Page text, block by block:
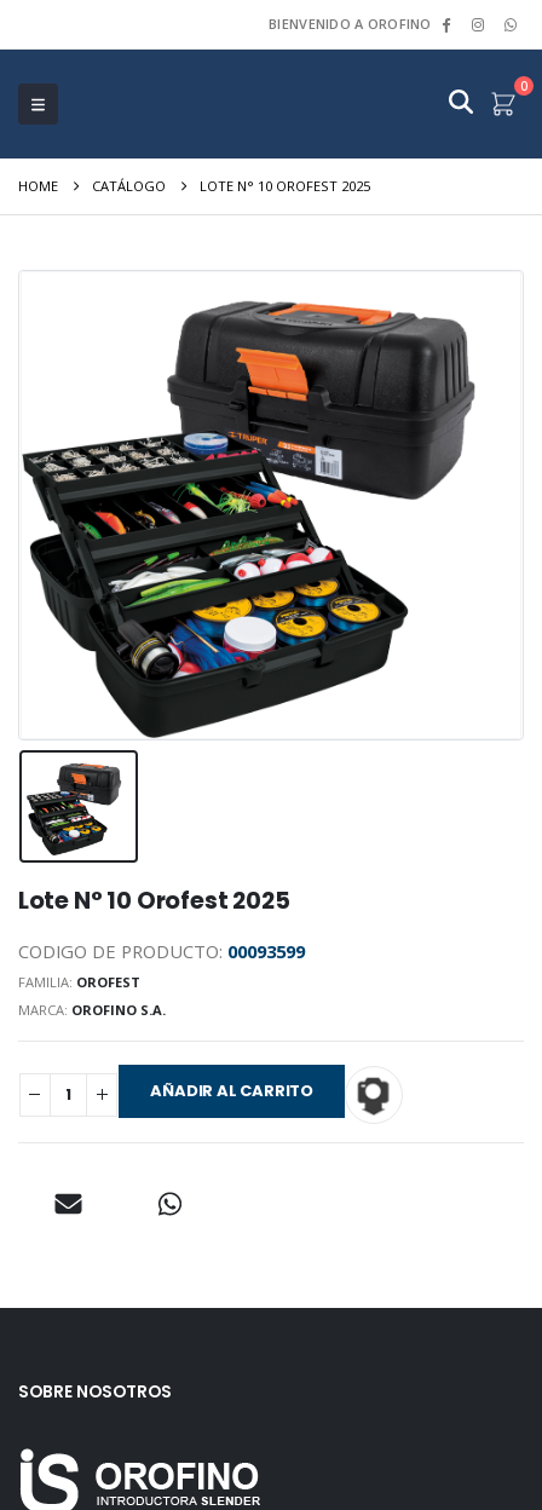
BIENVENIDO A OROFINO
0
HOME CATÁLOGO LOTE N° 10 OROFEST 2025
Lote N° 10 Orofest 2025
CODIGO DE PRODUCTO: 00093599
FAMILIA: OROFEST
MARCA: OROFINO S.A.
AÑADIR AL CARRITO
SOBRE NOSOTROS